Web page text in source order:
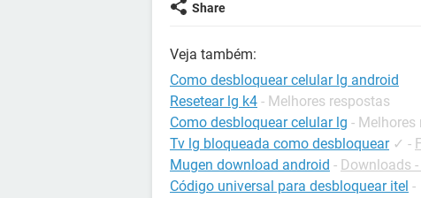
Share
Veja também:
Como desbloquear celular lg android
Resetear lg k4 - Melhores respostas
Como desbloquear celular lg - Melhores
Tv lg bloqueada como desbloquear ✓ -
Mugen download android - Downloads
Código universal para desbloquear itel -